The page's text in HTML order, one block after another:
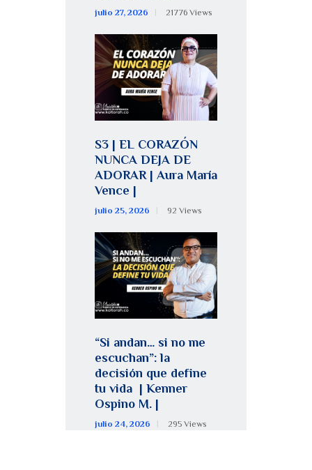
julio 27, 2026 21776 Views
S3 | EL CORAZÓN
NUNCA DEJA DE
ADORAR | Aura María
Vence |
julio 25, 2026 92 Views
“Si andan… si no me
escuchan”: la
decisión que define
tu vida | Kenner
Ospino M. |
julio 24, 2026 295 Views